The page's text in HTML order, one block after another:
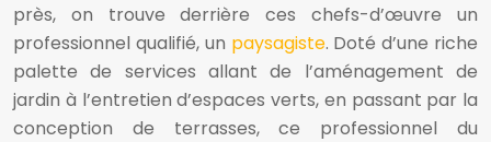
près, on trouve derrière ces chefs-d’œuvre un
professionnel qualifié, un paysagiste. Doté d’une riche
palette de services allant de l’aménagement de
jardin à l’entretien d’espaces verts, en passant par la
conception de terrasses, ce professionnel du